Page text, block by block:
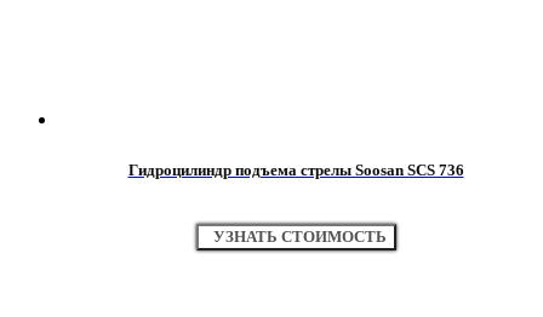
Гидроцилиндр подъема стрелы Soosan SCS 736
УЗНАТЬ СТОИМОСТЬ